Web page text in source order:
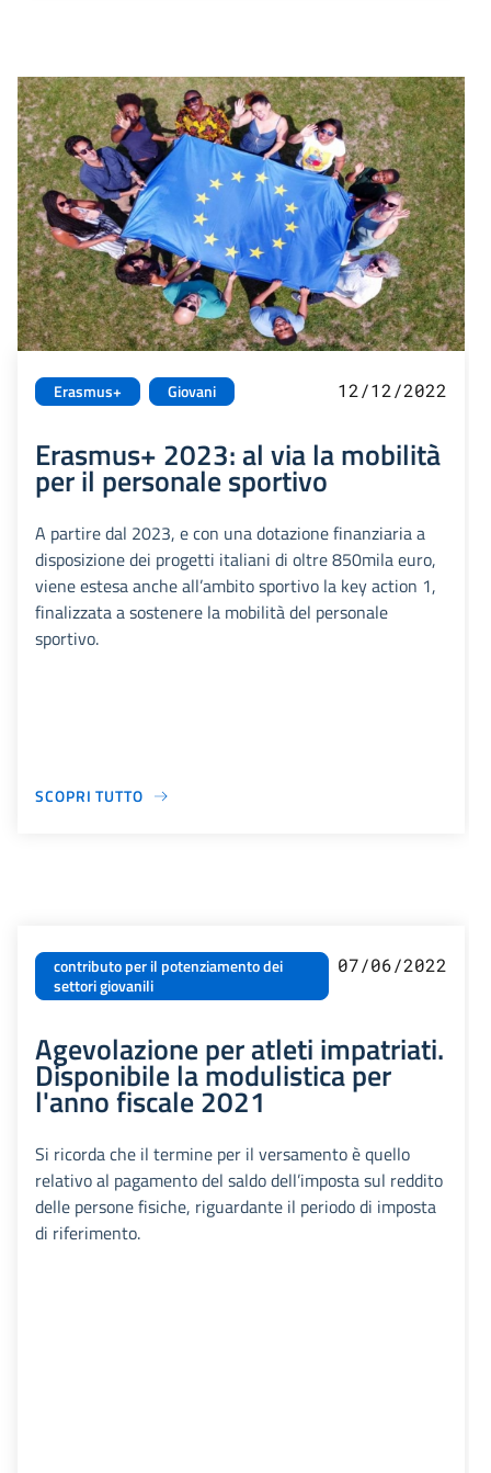
Erasmus+ Giovani 12/12/2022
Erasmus+ 2023: al via la mobilità
per il personale sportivo
A partire dal 2023, e con una dotazione finanziaria a
disposizione dei progetti italiani di oltre 850mila euro,
viene estesa anche all’ambito sportivo la key action 1,
finalizzata a sostenere la mobilità del personale
sportivo.
SCOPRI TUTTO
contributo per il potenziamento dei
settori giovanili
07/06/2022
Agevolazione per atleti impatriati.
Disponibile la modulistica per
l'anno fiscale 2021
Si ricorda che il termine per il versamento è quello
relativo al pagamento del saldo dell’imposta sul reddito
delle persone fisiche, riguardante il periodo di imposta
di riferimento.